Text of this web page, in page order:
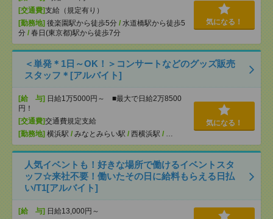
[交通費]支給（規定有り）
[勤務地] 後楽園駅から徒歩5分 / 水道橋駅から徒歩5
分 / 春日(東京都)駅から徒歩7分
気になる！
＜単発＊1日～OK！＞コンサートなどのグッズ販売
スタッフ＊[アルバイト]
[給 与] 日給1万5000円～ ■最大で日給2万8500
円！
[交通費]交通費規定支給
[勤務地] 横浜駅 / みなとみらい駅 / 西横浜駅 / …
気になる！
人気イベントも！好きな場所で働けるイベントスタ
ッフ☆来社不要！働いたその日に給料もらえる日払
い/T1[アルバイト]
[給 与] 日給13,000円～